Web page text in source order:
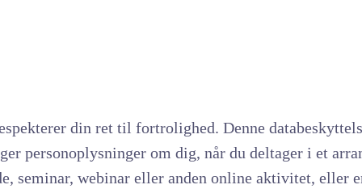
din ret til fortrolighed. Denne
personoplysninger om dig, når du deltager i et
seminar, webinar eller anden online aktivitet, eller